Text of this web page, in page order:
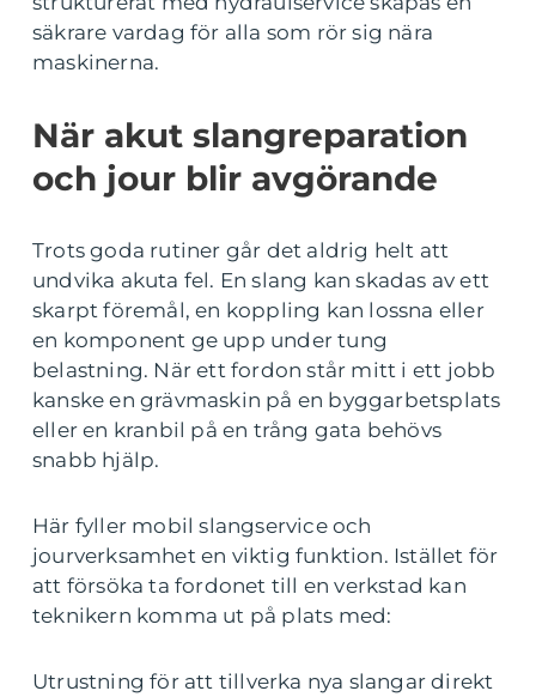
säkrare vardag för alla som rör sig nära
maskinerna.
När akut slangreparation
och jour blir avgörande
Trots goda rutiner går det aldrig helt att
undvika akuta fel. En slang kan skadas av ett
skarpt föremål, en koppling kan lossna eller
en komponent ge upp under tung
belastning. När ett fordon står mitt i ett jobb
kanske en grävmaskin på en byggarbetsplats
eller en kranbil på en trång gata behövs
snabb hjälp.
Här fyller mobil slangservice och
jourverksamhet en viktig funktion. Istället för
att försöka ta fordonet till en verkstad kan
teknikern komma ut på plats med:
Utrustning för att tillverka nya slangar direkt